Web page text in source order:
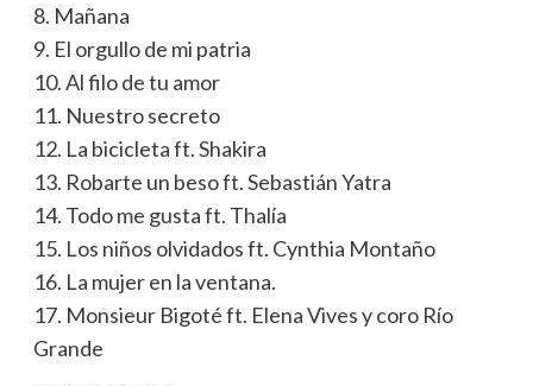
8. Mañana
9. El orgullo de mi patria
10. Al filo de tu amor
11. Nuestro secreto
12. La bicicleta ft. Shakira
13. Robarte un beso ft. Sebastián Yatra
14. Todo me gusta ft. Thalía
15. Los niños olvidados ft. Cynthia Montaño
16. La mujer en la ventana.
17. Monsieur Bigoté ft. Elena Vives y coro Río
Grande